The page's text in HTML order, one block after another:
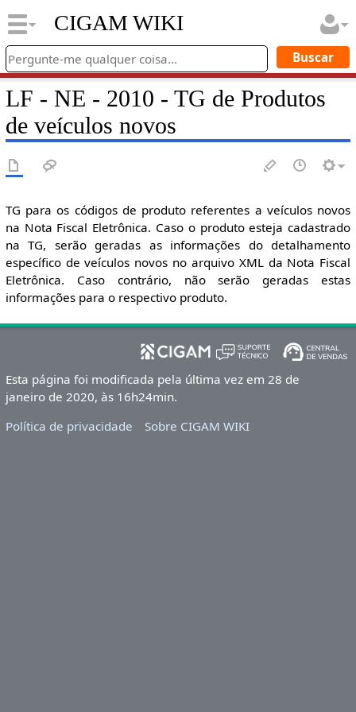
CIGAM WIKI
LF - NE - 2010 - TG de Produtos
de veículos novos
TG para os códigos de produto referentes a veículos novos
na Nota Fiscal Eletrônica. Caso o produto esteja cadastrado
na TG, serão geradas as informações do detalhamento
específico de veículos novos no arquivo XML da Nota Fiscal
Eletrônica. Caso contrário, não serão geradas estas
informações para o respectivo produto.
Esta página foi modificada pela última vez em 28 de
janeiro de 2020, às 16h24min.
Política de privacidade
Sobre CIGAM WIKI